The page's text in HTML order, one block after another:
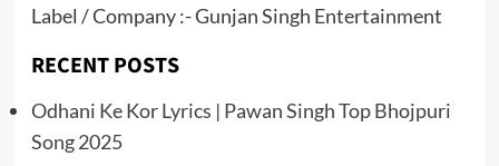
Label / Company :- Gunjan Singh Entertainment
RECENT POSTS
Odhani Ke Kor Lyrics | Pawan Singh Top Bhojpuri
Song 2025